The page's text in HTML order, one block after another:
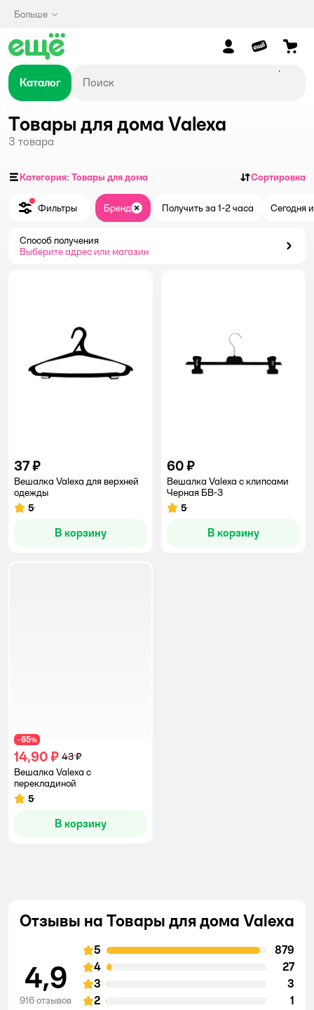
Больше
Каталог
Товары для дома Valexa
3 товара
Категория: Товары для дома Сортировка
Фильтры Бренд ЗакрытьПолучить за 1-2 часа Сегодня
Способ получения
Выберите адрес или магазин
37 ₽
Вешалка Valexa для верхней
одежды
Рейтинг:
5
В корзину
60 ₽
Вешалка Valexa c клипсами
Черная БВ-3
Рейтинг:
5
В корзину
−65%
14,90 ₽ 43 ₽
Вешалка Valexa с
перекладиной
Рейтинг:
5
В корзину
Отзывы на Товары для дома Valexa
4,9
916 отзывов
5
879
4
27
3
3
2
1